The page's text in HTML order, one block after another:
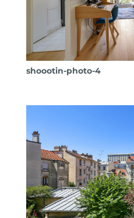
shoootin-photo-4